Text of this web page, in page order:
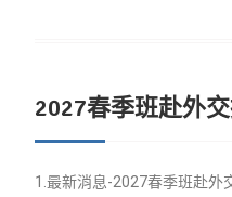
2027春季班赴外
1.最新消息-2027春季班赴外